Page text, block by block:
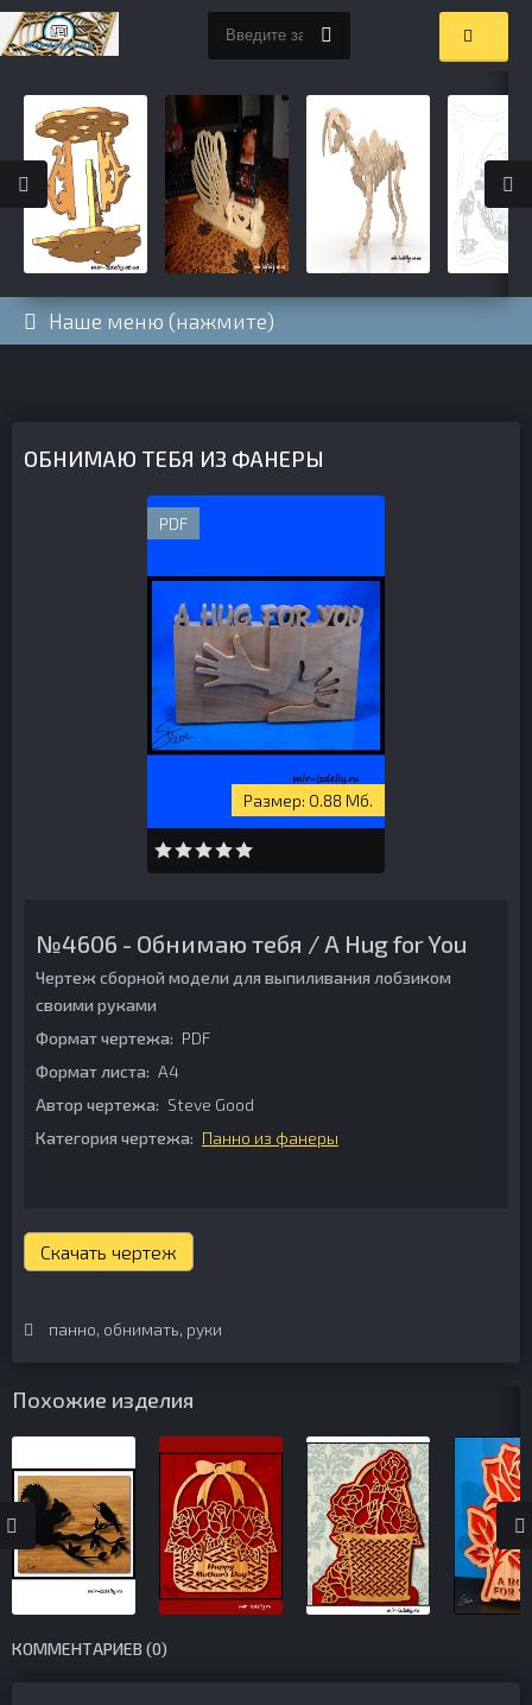
Наше меню (нажмите)
ОБНИМАЮ ТЕБЯ ИЗ ФАНЕРЫ
PDF
0.88 Мб.
№4606 - Обнимаю тебя / A Hug for You
Чертеж сборной модели для выпиливания лобзиком
своими руками
Формат чертежа: PDF
Формат листа: А4
Автор чертежа: Steve Good
Категория чертежа: Панно из фанеры
Скачать чертеж
панно, обнимать, руки
Похожие изделия
КОММЕНТАРИЕВ (0)